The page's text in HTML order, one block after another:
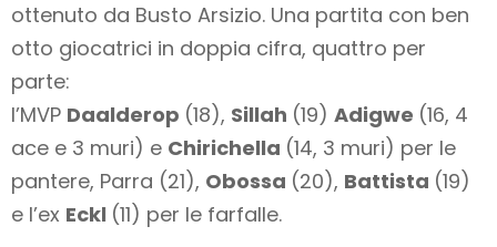
ottenuto da Busto Arsizio. Una partita con ben
otto giocatrici in doppia cifra, quattro per
parte:
l’MVP Daalderop (18), Sillah (19) Adigwe (16, 4
ace e 3 muri) e Chirichella (14, 3 muri) per le
pantere, Parra (21), Obossa (20), Battista (19)
e l’ex Eckl (11) per le farfalle.